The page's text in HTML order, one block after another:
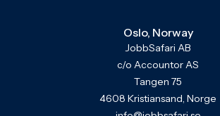
Oslo, Norway
JobbSafari AB
c/o Accountor AS
Tangen 75
4608 Kristiansand, Norge